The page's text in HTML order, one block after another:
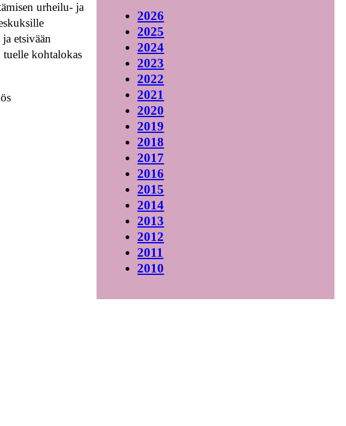
urheilu- ja
etsivään
kohtalokas
2026
2025
2024
2023
2022
2021
2020
2019
2018
2017
2016
2015
2014
2013
2012
2011
2010